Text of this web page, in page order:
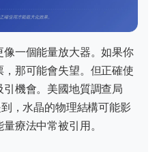
一個能量放大器。如果你
那可能會失望。但正確使
機會。美國地質調查局
到，水晶的物理結構可能影
療法中常被引用。